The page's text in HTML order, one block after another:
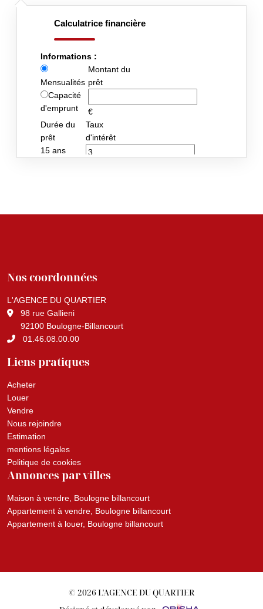
Nos coordonnées
L'AGENCE DU QUARTIER
98 rue Gallieni
92100 Boulogne-Billancourt
01.46.08.00.00
Liens pratiques
Acheter
Louer
Vendre
Nous rejoindre
Estimation
mentions légales
Politique de cookies
Annonces par villes
Maison à vendre, Boulogne billancourt
Appartement à vendre, Boulogne billancourt
Appartement à louer, Boulogne billancourt
© 2026 L'AGENCE DU QUARTIER